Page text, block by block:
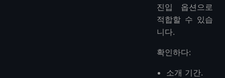
진입 옵션으로
적합할 수 있습
니다.
확인하다:
소개 기간.